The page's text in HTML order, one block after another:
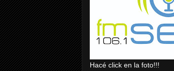
Hacé click en la foto!!!